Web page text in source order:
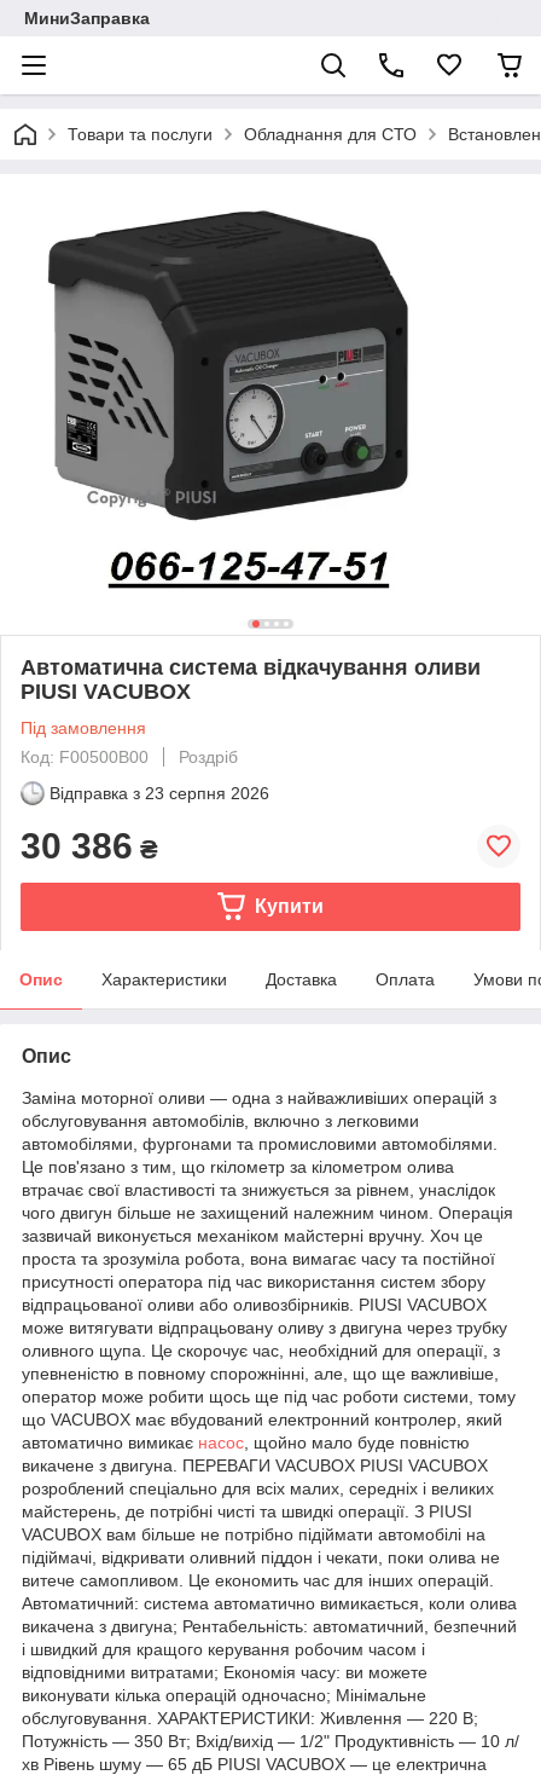
МиниЗаправка
Товари та послуги Обладнання для СТО
Автоматична система відкачування оливи
PIUSI VACUBOX
Під замовлення
Код: F00500B00
Роздріб
Відправка з 23 серпня 2026
30 386 ₴
Купити
Опис Характеристики Доставка Оплата Умови
Опис
Заміна моторної оливи — одна з найважливіших операцій з
обслуговування автомобілів, включно з легковими
автомобілями, фургонами та промисловими автомобілями.
Це пов'язано з тим, що rкілометр за кілометром олива
втрачає свої властивості та знижується за рівнем, унаслідок
чого двигун більше не захищений належним чином. Операція
зазвичай виконується механіком майстерні вручну. Хоч це
проста та зрозуміла робота, вона вимагає часу та постійної
присутності оператора під час використання систем збору
відпрацьованої оливи або оливозбірників. PIUSI VACUBOX
може витягувати відпрацьовану оливу з двигуна через трубку
оливного щупа. Це скорочує час, необхідний для операції, з
упевненістю в повному спорожнінні, але, що ще важливіше,
оператор може робити щось ще під час роботи системи, тому
що VACUBOX має вбудований електронний контролер, який
автоматично вимикає насос , щойно мало буде повністю
викачене з двигуна. ПЕРЕВАГИ VACUBOX PIUSI VACUBOX
розроблений спеціально для всіх малих, середніх і великих
майстерень, де потрібні чисті та швидкі операції. З PIUSI
VACUBOX вам більше не потрібно підіймати автомобілі на
підіймачі, відкривати оливний піддон і чекати, поки олива не
витече самопливом. Це економить час для інших операцій.
Автоматичний: система автоматично вимикається, коли олива
викачена з двигуна; Рентабельність: автоматичний, безпечний
і швидкий для кращого керування робочим часом і
відповідними витратами; Економія часу: ви можете
виконувати кілька операцій одночасно; Мінімальне
обслуговування. ХАРАКТЕРИСТИКИ: Живлення — 220 В;
Потужність — 350 Вт; Вхід/вихід — 1/2" Продуктивність — 10 л/
хв Рівень шуму — 65 дБ PIUSI VACUBOX — це електрична